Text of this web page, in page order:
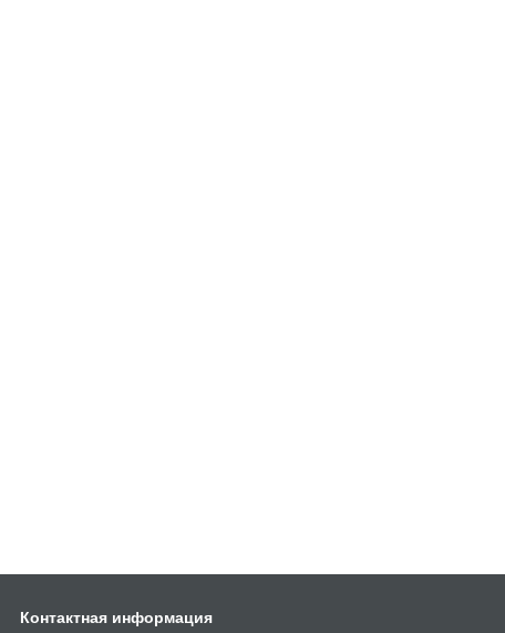
Контактная информация